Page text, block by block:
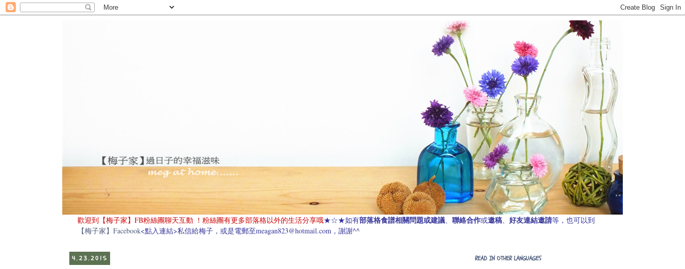
歡迎到 【梅子家】FB粉絲團聊天互動 ！粉絲團有更多部落格以外的生活分享哦★☆★如有部落格食譜相關問題或建議、 聯絡合作或邀稿、 好友連結邀請等，也可以到
【梅子家】Facebook<點入連結>私信給梅子，或是電郵至meagan823@hotmail.com，謝謝^^
4.23.2015 READ IN OTHER LANGUAGES